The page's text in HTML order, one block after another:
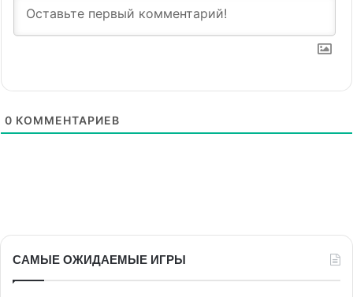
0 КОММЕНТАРИЕВ
САМЫЕ ОЖИДАЕМЫЕ ИГРЫ